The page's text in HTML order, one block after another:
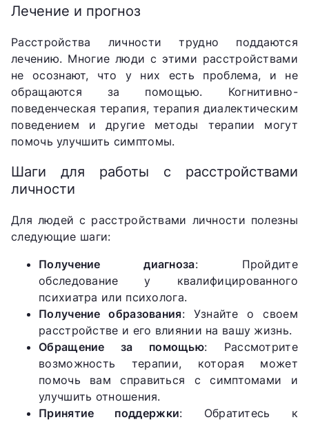
Лечение и прогноз
Расстройства личности трудно поддаются
лечению. Многие люди с этими расстройствами
не осознают, что у них есть проблема, и не
обращаются за помощью. Когнитивно-
поведенческая терапия, терапия диалектическим
поведением и другие методы терапии могут
помочь улучшить симптомы.
Шаги для работы с расстройствами
личности
Для людей с расстройствами личности полезны
следующие шаги:
Получение диагноза: Пройдите
обследование у квалифицированного
психиатра или психолога.
Получение образования: Узнайте о своем
расстройстве и его влиянии на вашу жизнь.
Обращение за помощью: Рассмотрите
возможность терапии, которая может
помочь вам справиться с симптомами и
улучшить отношения.
Принятие поддержки: Обратитесь к